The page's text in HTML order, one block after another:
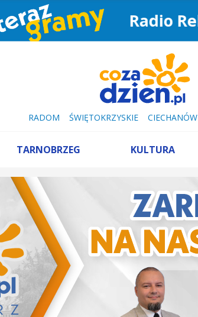
Radio Rekord
RADOM ŚWIĘTOKRZYSKIE CIECHANÓW
TARNOBRZEG KULTURA